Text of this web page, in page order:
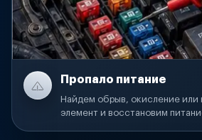
Пропало питание
Найдем обрыв, окисление или
элемент и восстановим